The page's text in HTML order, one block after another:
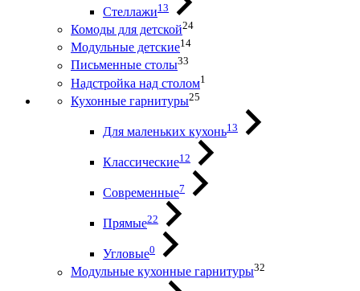
Стеллажи13
Комоды для детской24
Модульные детские14
Письменные столы33
Надстройка над столом1
Кухонные гарнитуры25
Для маленьких кухонь13
Классические12
Современные7
Прямые22
Угловые0
Модульные кухонные гарнитуры32